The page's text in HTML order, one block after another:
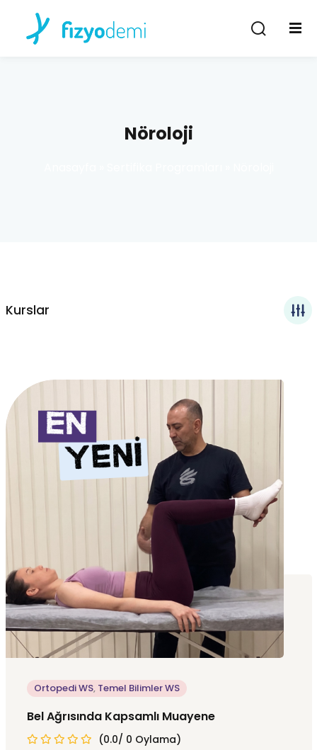
Nöroloji
Kurslar
Ortopedi WS, Temel Bilimler WS
Bel Ağrısında Kapsamlı Muayene
(0.0/ 0 Oylama)
Giriş Yap